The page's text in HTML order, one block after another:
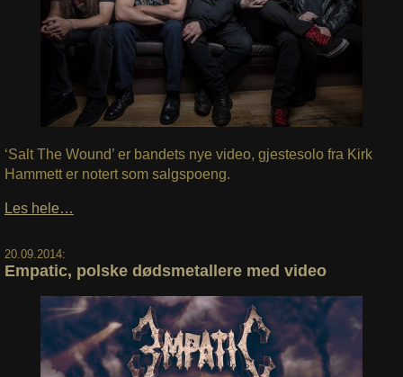
‘Salt The Wound’ er bandets nye video, gjestesolo fra Kirk
Hammett er notert som salgspoeng.
Les hele…
20.09.2014:
Empatic, polske dødsmetallere med video